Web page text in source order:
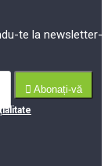
te la newsletter-
Abonați-vă